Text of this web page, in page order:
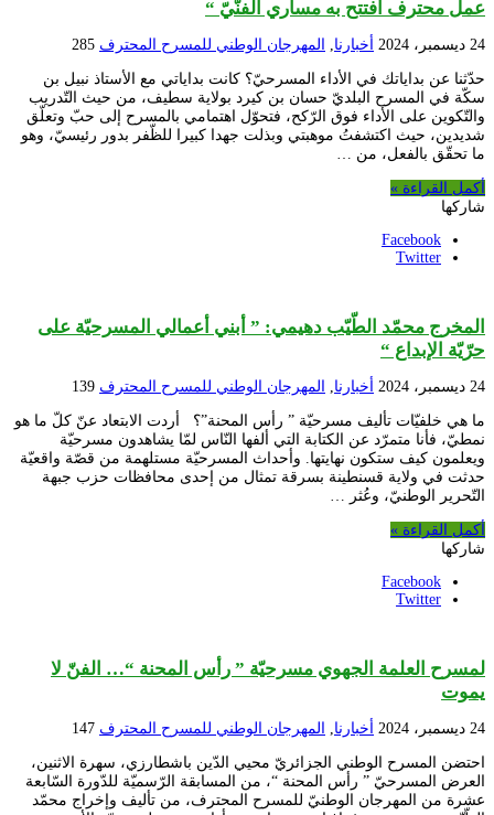
عمل محترف أفتتح به مساري الفنّيّ “
24 ديسمبر، 2024 أخبارنا المهرجان الوطني للمسرح المحترف 285
حدّثنا عن بداياتك في الأداء المسرحيّ؟ كانت بداياتي مع الأستاذ نبيل بن
سكّة في المسرح البلديّ حسان بن كيرد بولاية سطيف، من حيث التّدريب
والتّكوين على الأداء فوق الرّكح، فتحوّل اهتمامي بالمسرح إلى حبّ وتعلّق
شديدين، حيث اكتشفتُ موهبتي وبذلت جهدا كبيرا للظّفر بدور رئيسيّ، وهو
ما تحقّق بالفعل، من …
أكمل القراءة »
شاركها
Facebook
Twitter
المخرج محمّد الطّيّب دهيمي: ” أبني أعمالي المسرحيّة على
حرّيّة الإبداع “
24 ديسمبر، 2024 أخبارنا المهرجان الوطني للمسرح المحترف 139
ما هي خلفيّات تأليف مسرحيّة ” رأس المحنة”؟ أردت الابتعاد عنّ كلّ ما هو
نمطيّ، فأنا متمرّد عن الكتابة التي ألفها النّاس لمّا يشاهدون مسرحيّة
ويعلمون كيف ستكون نهايتها. وأحداث المسرحيّة مستلهمة من قصّة واقعيّة
حدثت في ولاية قسنطينة بسرقة تمثال من إحدى محافظات حزب جبهة
التّحرير الوطنيّ، وعُثر …
أكمل القراءة »
شاركها
Facebook
Twitter
لمسرح العلمة الجهوي مسرحيّة ” رأس المحنة “… الفنّ لا
يموت
24 ديسمبر، 2024 أخبارنا, المهرجان الوطني للمسرح المحترف 147
احتضن المسرح الوطني الجزائريّ محيي الدّين باشطارزي، سهرة الاثنين،
العرض المسرحيّ ” رأس المحنة “، من المسابقة الرّسميّة للدّورة السّابعة
عشرة من المهرجان الوطنيّ للمسرح المحترف، من تأليف وإخراج محمّد